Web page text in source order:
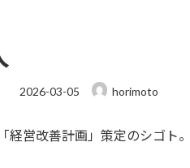
最
新
2026-03-05 horimoto
経営改善計画」策定のシゴト